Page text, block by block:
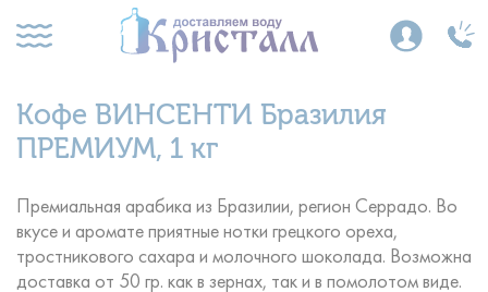
Кофе ВИНСЕНТИ Бразилия
ПРЕМИУМ, 1 кг
Премиальная арабика из Бразилии, регион Серрадо. Во
тростникового сахара и молочного шоколада. Возможна
доставка от 50 гр. как в зернах, так и в помолотом виде.